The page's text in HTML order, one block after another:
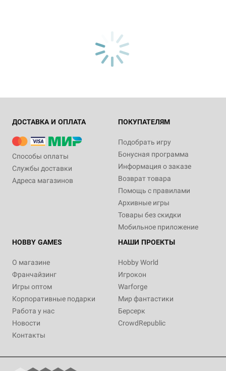
ДОСТАВКА И ОПЛАТА
Способы оплаты
Службы доставки
Адреса магазинов
ПОКУПАТЕЛЯМ
Подобрать игру
Бонусная программа
Информация о заказе
Возврат товара
Помощь с правилами
Архивные игры
Товары без скидки
Мобильное приложение
HOBBY GAMES
О магазине
Франчайзинг
Игры оптом
Корпоративные подарки
Работа у нас
Новости
Контакты
НАШИ ПРОЕКТЫ
Hobby World
Игрокон
Warforge
Мир фантастики
Берсерк
CrowdRepublic